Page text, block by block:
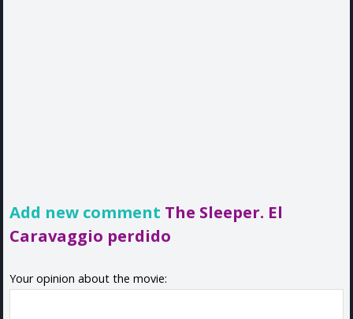
Add new comment The Sleeper. El
Caravaggio perdido
Your opinion about the movie: